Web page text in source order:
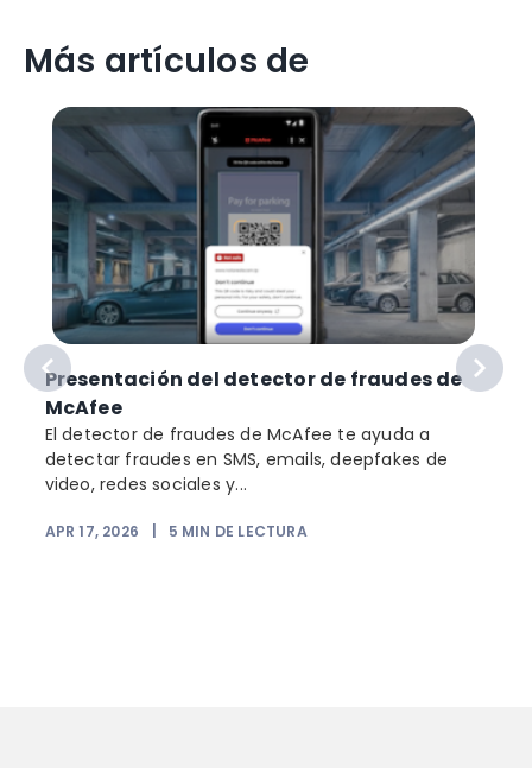
Más artículos de
Presentación del detector de fraudes de
McAfee
El detector de fraudes de McAfee te ayuda a
detectar fraudes en SMS, emails, deepfakes de
video, redes sociales y...
APR 17, 2026 5 MIN DE LECTURA